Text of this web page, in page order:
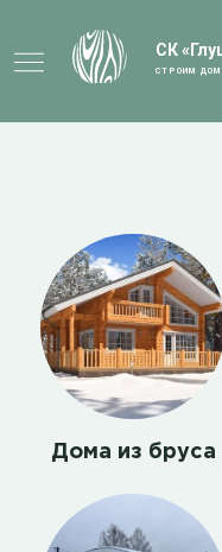
СК
СТРОИМ
Дома из бруса